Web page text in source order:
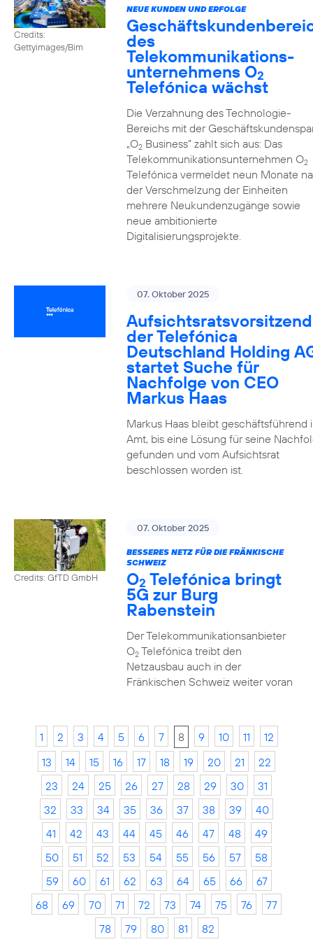
Credits:
Gettyimages/Bim
NEUE KUNDEN UND ERFOLGE
des
Telekommunikations­
unternehmens O2
Telefónica wächst
Die Verzahnung des Technologie-
Bereichs mit der
„O2Business” zahlt sich aus: Das
Telekommunikationsunternehmen O2
Telefónica vermeldet neun Monate
der Verschmelzung der Einheiten
mehrere Neukundenzugänge sowie
neue ambitionierte
Digitalisierungsprojekte.
07. Oktober 2025
der Telefónica
Deutschland Holding
startet Suche für
Nachfolge von CEO
Markus Haas
Markus Haas bleibt geschäftsführend
Amt, bis eine Lösung für seine
gefunden und vom Aufsichtsrat
beschlossen worden ist.
Credits: GfTD GmbH
07. Oktober 2025
BESSERES NETZ FÜR DIE FRÄNKISCHE
SCHWEIZ
O2 Telefónica bringt
5G zur Burg
Rabenstein
Der Telekommunikationsanbieter
O2Telefónica treibt den
Netzausbau auch in der
Fränkischen Schweiz weiter voran
1 2 3 4 5 6 7 8 9 10 11
12
13
14 15 16 17 18 19 20 21
22
23
24 25 26 27 28 29 30
31
32
33 34 35 36 37 38 39
40
41
42 43 44 45 46 47 48
49
50
51 52 53 54 55 56 57
58
59
60 61 62 63 64 65 66
67
68
69 70 71 72 73 74 75 76
77
78
79 80 81 82